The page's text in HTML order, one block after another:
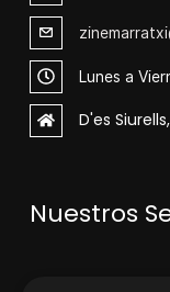
Lunes a
D'es
Nuestros